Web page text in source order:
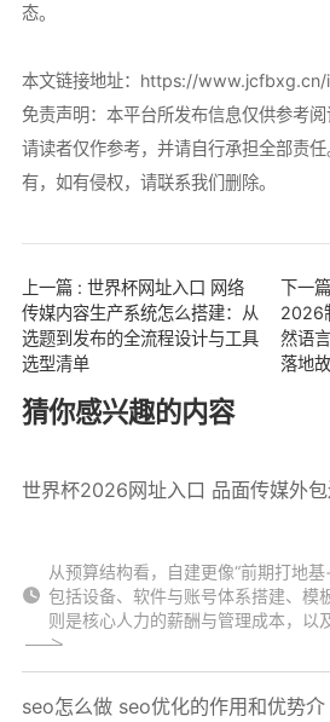
态。
本文链接地址： https://www.jcfbxg.cn/
免责声明：本平台所发布信息仅供参考阅
请读者仅作参考，并请自行承担全部责
有，如有侵权，请联系我们删除。
上一篇 : 世界杯网址入口 网络
传媒内容生产系统怎么搭建：从
选题到发布的全流程设计与工具
选型清单
下一
2026
然语
落地
猜你感兴趣的内容
世界杯2026网址入口 品面传媒外
从预算结构看，自建更像“前期打地
包括设备、软件与账号体系搭建、模
则是核心人力的薪酬与管理成本，以
seo怎么做 seo优化的作用和优势介